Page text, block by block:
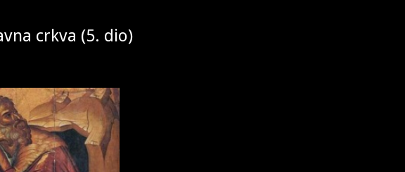
crkva (5. dio)